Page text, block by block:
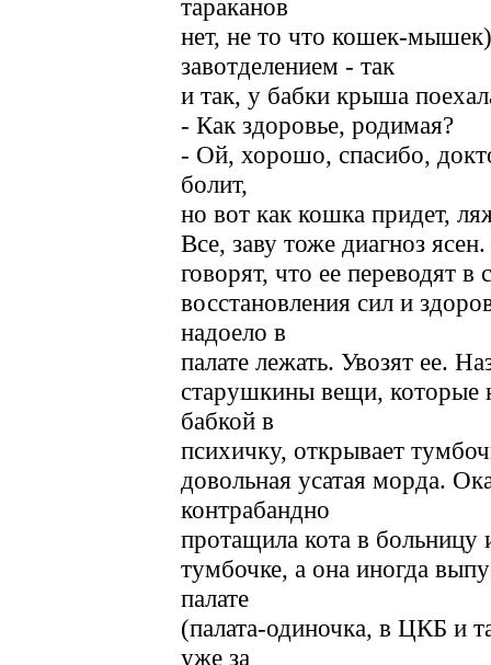
тараканов
нет, не то что кошек-
завотделением - так
и так, у бабки крыша
- Как здоровье, родимая?
- Ой, хорошо, спасибо,
болит,
но вот как кошка придет,
Все, заву тоже диагноз
говорят, что ее переводят в
восстановления сил и
надоело в
палате лежать. Увозят ее.
старушкины вещи, которые
бабкой в
психичку, открывает
довольная усатая морда.
контрабандно
протащила кота в больницу
тумбочке, а она иногда
палате
(палата-одиночка, в ЦКБ и
уже за